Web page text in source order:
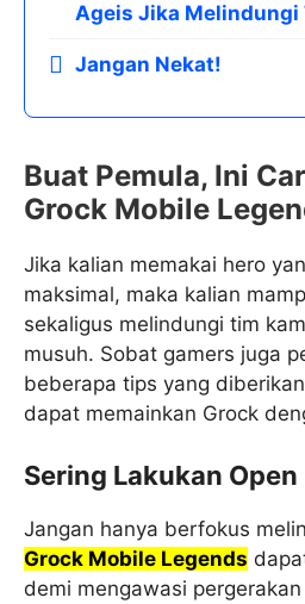
Ageis Jika Melindungi
Jangan Nekat!
Buat Pemula, Ini
Grock Mobile
Jika kalian memakai hero
maksimal, maka kalian
sekaligus melindungi tim
musuh. Sobat gamers juga
beberapa tips yang
dapat memainkan Grock
Sering Lakukan Open
Jangan hanya berfokus
Grock Mobile Legends
demi mengawasi